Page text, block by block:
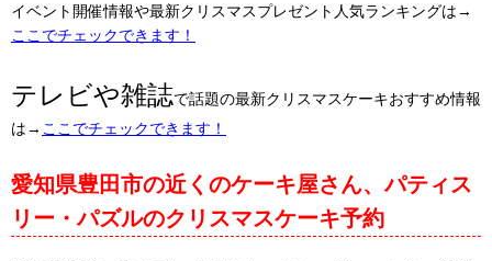
イベント開催情報や最新クリスマスプレゼント人気ランキングは→
ここでチェックできます！
テレビや雑誌で話題の最新クリスマスケーキおすすめ情報
は→ ここでチェックできます！
愛知県豊田市の近くのケーキ屋さん、パティス
リー・パズルのクリスマスケーキ予約